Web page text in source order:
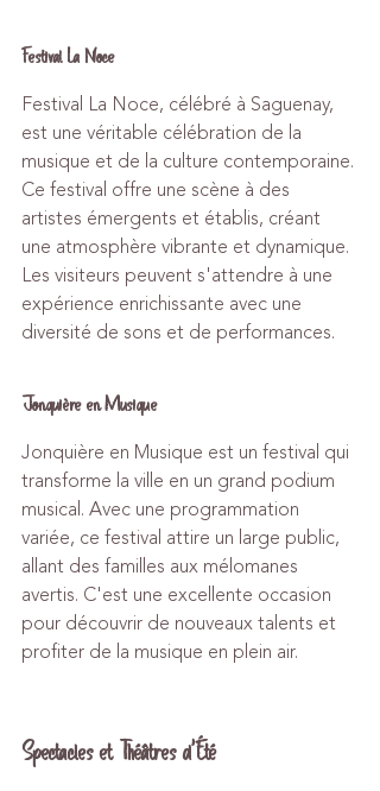
Festival La Noce
Festival La Noce, célébré à Saguenay,
est une véritable célébration de la
musique et de la culture contemporaine.
Ce festival offre une scène à des
artistes émergents et établis, créant
une atmosphère vibrante et dynamique.
Les visiteurs peuvent s'attendre à une
expérience enrichissante avec une
diversité de sons et de performances.
Jonquière en Musique
Jonquière en Musique est un festival qui
transforme la ville en un grand podium
musical. Avec une programmation
variée, ce festival attire un large public,
allant des familles aux mélomanes
avertis. C'est une excellente occasion
pour découvrir de nouveaux talents et
profiter de la musique en plein air.
Spectacles et Théâtres d'Été